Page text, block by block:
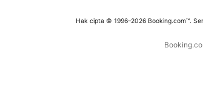
Hak cipta © 1996–2026 Booking.com™.